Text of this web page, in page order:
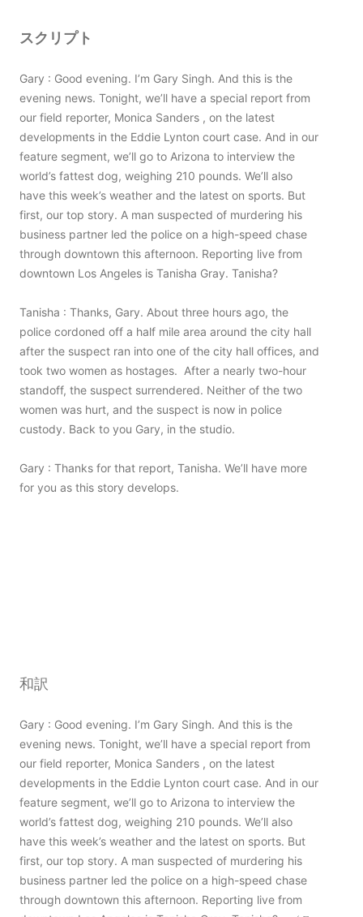
スクリプト
Gary : Good evening. I’m Gary Singh. And this is the
evening news. Tonight, we’ll have a special report from
our field reporter, Monica Sanders , on the latest
developments in the Eddie Lynton court case. And in our
feature segment, we’ll go to Arizona to interview the
world’s fattest dog, weighing 210 pounds. We’ll also
have this week’s weather and the latest on sports. But
first, our top story. A man suspected of murdering his
business partner led the police on a high-speed chase
through downtown this afternoon. Reporting live from
downtown Los Angeles is Tanisha Gray. Tanisha?
Tanisha : Thanks, Gary. About three hours ago, the
police cordoned off a half mile area around the city hall
after the suspect ran into one of the city hall offices, and
took two women as hostages. After a nearly two-hour
standoff, the suspect surrendered. Neither of the two
women was hurt, and the suspect is now in police
custody. Back to you Gary, in the studio.
Gary : Thanks for that report, Tanisha. We’ll have more
for you as this story develops.
和訳
Gary : Good evening. I’m Gary Singh. And this is the
evening news. Tonight, we’ll have a special report from
our field reporter, Monica Sanders , on the latest
developments in the Eddie Lynton court case. And in our
feature segment, we’ll go to Arizona to interview the
world’s fattest dog, weighing 210 pounds. We’ll also
have this week’s weather and the latest on sports. But
first, our top story. A man suspected of murdering his
business partner led the police on a high-speed chase
through downtown this afternoon. Reporting live from